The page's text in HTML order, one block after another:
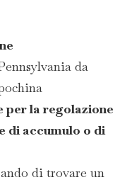
da
per la regolazione
di accumulo o di
di trovare un